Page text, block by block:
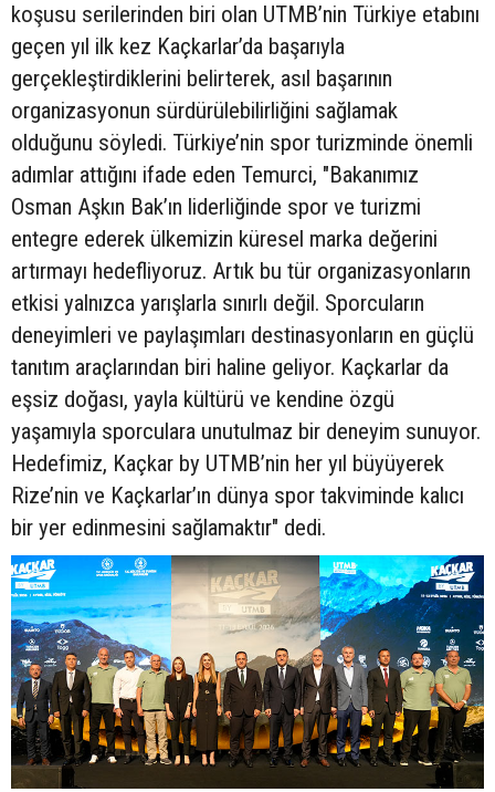
koşusu serilerinden biri olan UTMB’nin Türkiye etabını
geçen yıl ilk kez Kaçkarlar’da başarıyla
gerçekleştirdiklerini belirterek, asıl başarının
organizasyonun sürdürülebilirliğini sağlamak
olduğunu söyledi. Türkiye’nin spor turizminde önemli
adımlar attığını ifade eden Temurci, "Bakanımız
Osman Aşkın Bak’ın liderliğinde spor ve turizmi
entegre ederek ülkemizin küresel marka değerini
artırmayı hedefliyoruz. Artık bu tür organizasyonların
etkisi yalnızca yarışlarla sınırlı değil. Sporcuların
deneyimleri ve paylaşımları destinasyonların en güçlü
tanıtım araçlarından biri haline geliyor. Kaçkarlar da
eşsiz doğası, yayla kültürü ve kendine özgü
yaşamıyla sporculara unutulmaz bir deneyim sunuyor.
Hedefimiz, Kaçkar by UTMB’nin her yıl büyüyerek
Rize’nin ve Kaçkarlar’ın dünya spor takviminde kalıcı
bir yer edinmesini sağlamaktır" dedi.